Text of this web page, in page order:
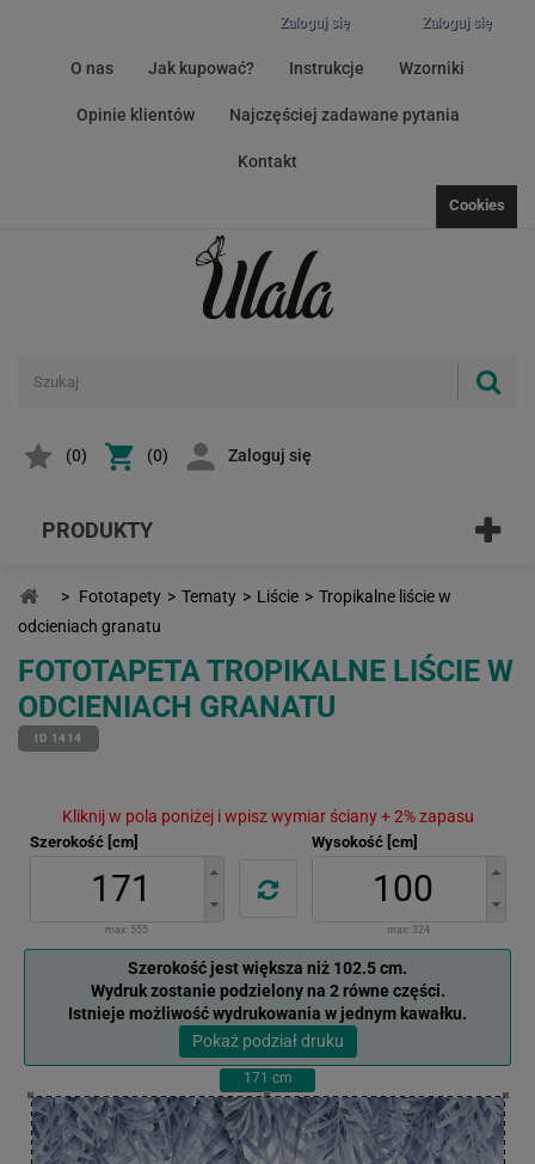
Zaloguj się
Zaloguj się
O nas Jak kupować? Instrukcje Wzorniki
Opinie klientów Najczęściej zadawane pytania
Kontakt
Cookies
(0) (0) Zaloguj się
PRODUKTY
> Fototapety > Tematy > Liście > Tropikalne liście w
odcieniach granatu
FOTOTAPETA TROPIKALNE LIŚCIE W
ODCIENIACH GRANATU
ID 1414
Kliknij w pola poniżej i wpisz wymiar ściany + 2% zapasu
Szerokość [cm]
max: 555
Wysokość [cm]
max: 324
Szerokość jest większa niż 102.5 cm.
Wydruk zostanie podzielony na 2 równe części.
Istnieje możliwość wydrukowania w jednym kawałku.
Pokaż podział druku
171 cm